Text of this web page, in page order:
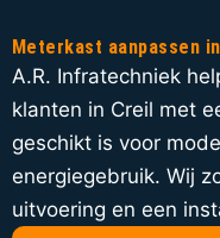
Meterkast aanpassen
A.R. Infratechniek
klanten in Creil met
geschikt is voor
energiegebruik. Wij
uitvoering en een